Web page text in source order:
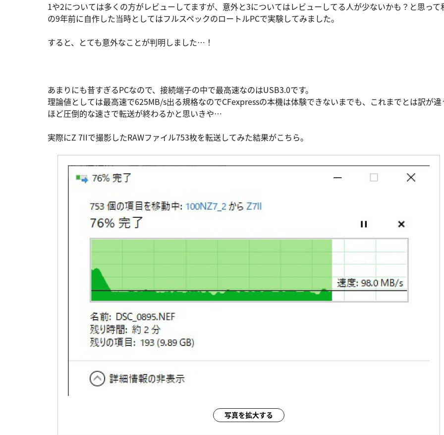
1や2については多くの方がレビューしてますが、意外と3についてはレビューしてる人が少ないかも？と思って
の9年前に自作した当時としてはフルスペックのロートルPCで実験してみました。
すると、とても意外なことが判明しました…！
あまりにも昔すぎるPCなので、接続端子の中で最高速なのはUSB3.0です。
理論値としては最高速で625MB/s出る規格なのでCFexpressの本機は体験できないまでも、これまでとは訳が違
ほど圧倒的な速さで転送が終わるかと思いきや…
実際にZ 7IIで撮影したRAWファイル753枚を転送してみた結果がこちら。
写真を拡大する